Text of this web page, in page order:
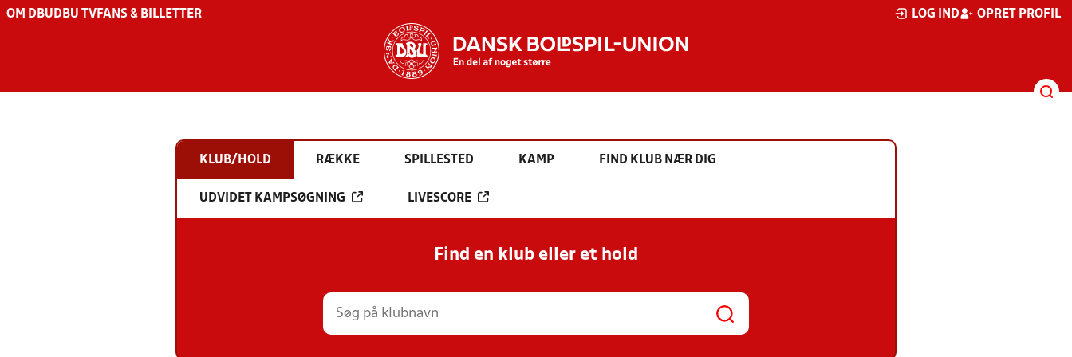
OM DBU DBU TV FANS & BILLETTER LOG IND OPRET PROFIL
KLUB/HOLD RÆKKE SPILLESTED KAMP FIND KLUB NÆR DIG
UDVIDET KAMPSØGNING LIVESCORE
Find en klub eller et hold